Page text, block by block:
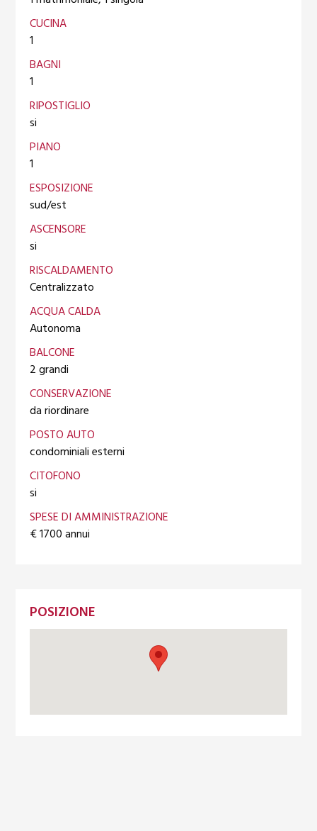
CUCINA
1
BAGNI
1
RIPOSTIGLIO
si
PIANO
1
ESPOSIZIONE
sud/est
ASCENSORE
si
RISCALDAMENTO
Centralizzato
ACQUA CALDA
Autonoma
BALCONE
2 grandi
CONSERVAZIONE
da riordinare
POSTO AUTO
condominiali esterni
CITOFONO
si
SPESE DI AMMINISTRAZIONE
€ 1700 annui
POSIZIONE